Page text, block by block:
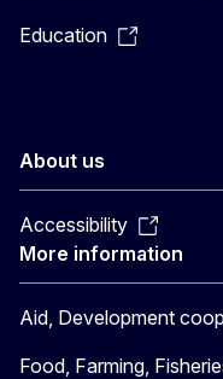
Education
About us
Accessibility
More information
Aid, Development
Food, Farming,